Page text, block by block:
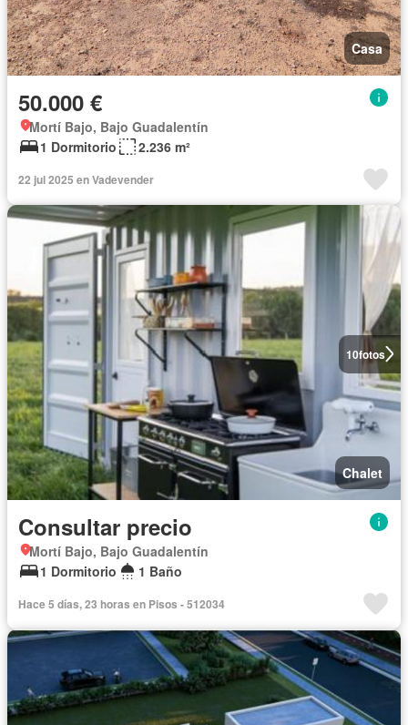
Casa
50.000 €
Mortí Bajo, Bajo Guadalentín
1 Dormitorio
2.236 m²
22 jul 2025 en Vadevender
10fotos
Chalet
Consultar precio
Mortí Bajo, Bajo Guadalentín
1 Dormitorio
1 Baño
Hace 5 días, 23 horas en Pisos - 512034